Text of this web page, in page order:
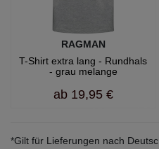
RAGMAN
T-Shirt extra lang - Rundhals
- grau melange
ab 19,95 €
*Gilt für Lieferungen nach